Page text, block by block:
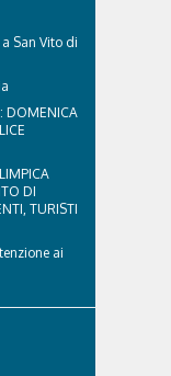
San Vito di
DOMENICA
DI
TURISTI
ai